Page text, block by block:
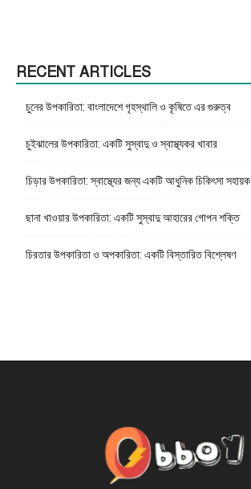
RECENT ARTICLES
চুনের উপকারিতা: বাংলাদেশে গৃহস্থালি ও কৃষিতে এর গুরুত্ব
চুইঝালের উপকারিতা: একটি সুস্বাদু ও স্বাস্থ্যকর খাবার
চিড়ার উপকারিতা: স্বাস্থ্যের জন্য একটি আধুনিক চিকিৎসা সহায়ক
ছানা খাওয়ার উপকারিতা: একটি সুস্বাদু আহারের গোপন শক্তি
চিরতার উপকারিতা ও অপকারিতা: একটি বিস্তারিত বিশ্লেষণ